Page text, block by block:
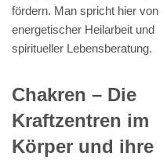
fördern. Man spricht hier von
energetischer Heilarbeit und
spiritueller Lebensberatung.
Chakren – Die
Kraftzentren im
Körper und ihre